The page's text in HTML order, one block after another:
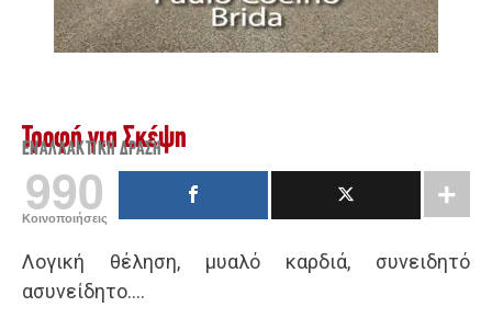
Τροφή για Σκέψη
ΕΝΑΛΛΑΚΤΙΚΉ ΔΡΆΣΗ
990
Κοινοποιήσεις
Λογική θέληση, μυαλό καρδιά, συνειδητό
ασυνείδητο….